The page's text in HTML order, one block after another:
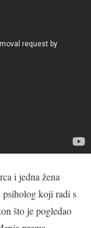
i jedna žena
koji radi s
što je pogledao